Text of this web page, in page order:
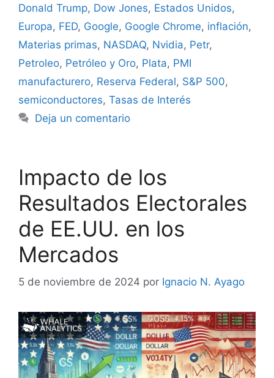
Donald Trump, Dow Jones, Estados Unidos,
Europa, FED, Google, Google Chrome, inflación,
Materias primas, NASDAQ, Nvidia, Petr,
Petroleo, Petróleo y Oro, Plata, PMI
manufacturero, Reserva Federal, S&P 500,
semiconductores, Tasas de Interés
Deja un comentario
Impacto de los
Resultados Electorales
de EE.UU. en los
Mercados
5 de noviembre de 2024 por Ignacio N. Ayago